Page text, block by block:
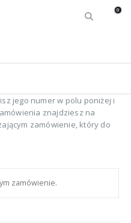
0
jego numer w polu poniżej i
znajdziesz na
zamówienie, który do